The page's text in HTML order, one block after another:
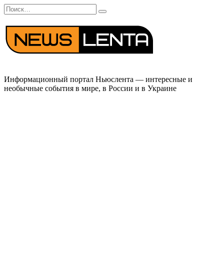
Перейти
к
содержанию
Search
for:
Информационный портал Ньюслента — интересные и
необычные события в мире, в России и в Украине